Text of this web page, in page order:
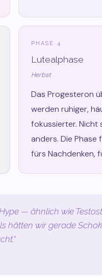
PHASE 4
Lutealphase
Herbst
Das Progesteron
werden ruhiger,
fokussierter.
anders. Die Phase
fürs Nachdenken,
— ähnlich wie
hätten wir gerade